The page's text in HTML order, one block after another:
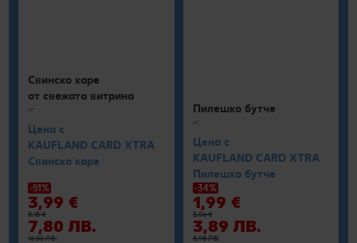
Свинско каре
от свежата витрина
кг
Цена с
KAUFLAND CARD XTRA
Свинско каре
-51%
3,99 €
8,18 €
7,80 ЛВ.
16,00 ЛВ.
Пилешко бутче
кг
Цена с
KAUFLAND CARD XTRA
Пилешко бутче
-34%
1,99 €
3,06 €
3,89 ЛВ.
5,98 ЛВ.